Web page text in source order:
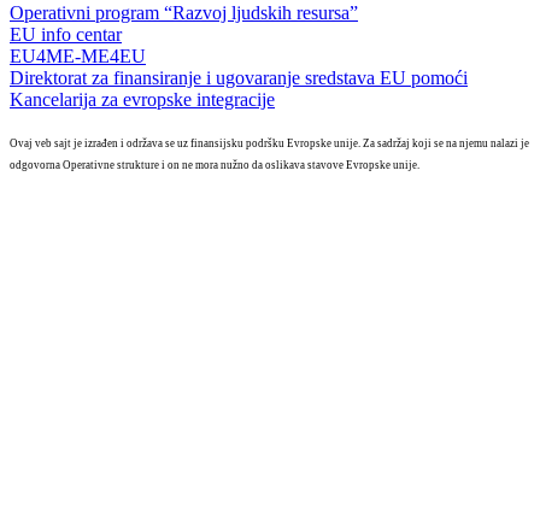
Operativni program “Razvoj ljudskih resursa”
EU info centar
EU4ME-ME4EU
Direktorat za finansiranje i ugovaranje sredstava EU pomoći
Kancelarija za evropske integracije
Ovaj veb sajt je izrađen i održava se uz finansijsku podršku Evropske unije. Za sadržaj koji se na njemu nalazi je
odgovorna Operativne strukture i on ne mora nužno da oslikava stavove Evropske unije.